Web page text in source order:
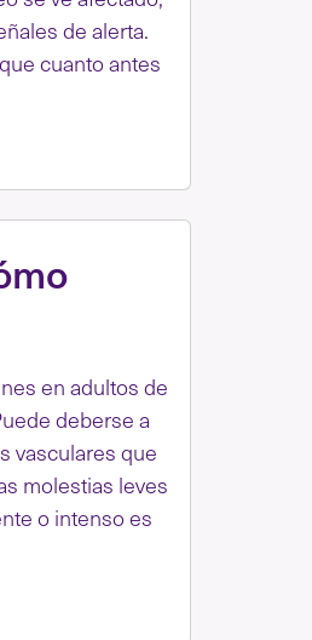
de alerta.
cuanto antes
en adultos de
deberse a
vasculares que
molestias leves
o intenso es